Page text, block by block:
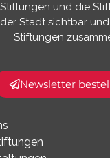
und die
Stadt sichtbar
Stiftungen
Newsletter